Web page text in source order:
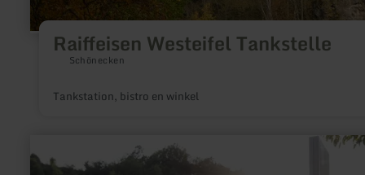
Raiffeisen Westeifel Tankstelle
Schönecken
Tankstation, bistro en winkel
informatie
over: